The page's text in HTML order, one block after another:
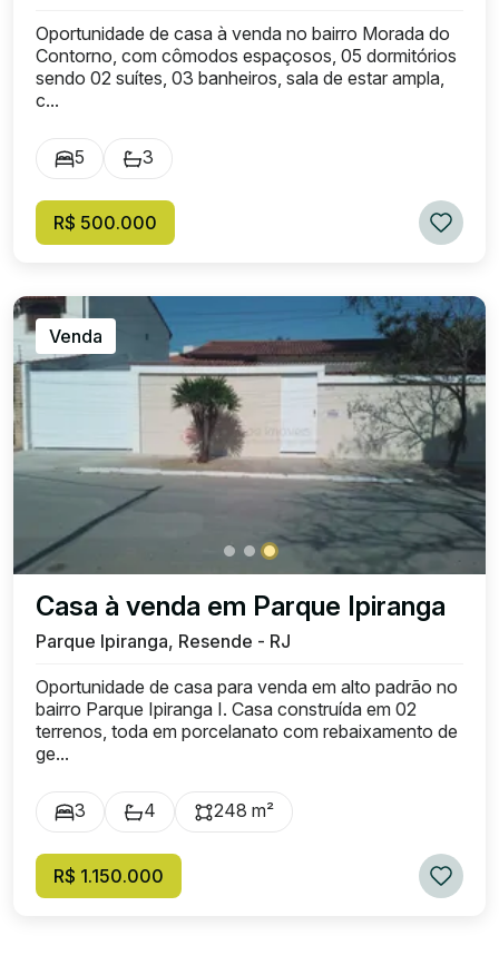
Oportunidade de casa à venda no bairro Morada do
Contorno, com cômodos espaçosos, 05 dormitórios
sendo 02 suítes, 03 banheiros, sala de estar ampla,
c...
5 3
R$ 500.000
Venda
Casa à venda em Parque Ipiranga
Parque Ipiranga, Resende - RJ
Oportunidade de casa para venda em alto padrão no
bairro Parque Ipiranga I. Casa construída em 02
terrenos, toda em porcelanato com rebaixamento de
ge...
3 4 248 m²
R$ 1.150.000